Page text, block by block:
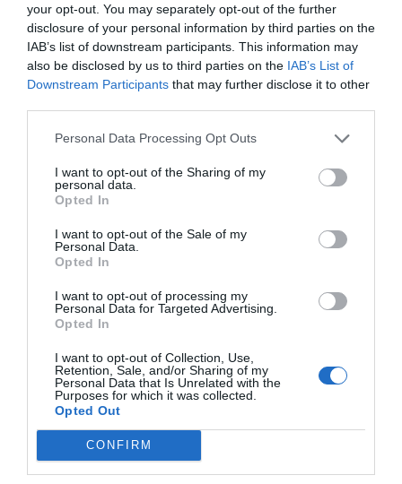
your opt-out. You may separately opt-out of the further
disclosure of your personal information by third parties on the
IAB’s list of downstream participants. This information may
also be disclosed by us to third parties on the IAB’s List of
Downstream Participants that may further disclose it to other
Personal Data Processing Opt Outs
I want to opt-out of the Sharing of my
personal data.
Opted In
I want to opt-out of the Sale of my
Personal Data.
Opted In
I want to opt-out of processing my
Personal Data for Targeted Advertising.
Opted In
I want to opt-out of Collection, Use,
Retention, Sale, and/or Sharing of my
Personal Data that Is Unrelated with the
Purposes for which it was collected.
Opted Out
CONFIRM
ηχόχρωμα αποτυπωνόταν πιο πιστά όταν λειτουργούσε
αυθόρμητα. Όταν… δεν είχε περιθώριο λάθους.
Θέλετε έναν παραλληλισμό; Οι ηθοποιοί του λεγόμενου
«παλιού καλού» ελληνικού κινηματογράφου που
αυτοσχεδίαζαν συχνά. Δεν μπορεί εκείνοι να ήταν
κορυφαίοι (που ήταν πράγματι) επειδή είχαν την
φάλτσος.Είναι τέτοιο το μεγαλείο του, που τον
αδικεί αυτός ο χαρακτηρισμός, ακόμη κι αν υπάρχει
δόση αλήθειας.